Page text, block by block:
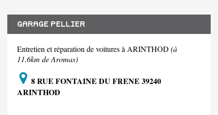
GARAGE PELLIER
Entretien et réparation de voitures à ARINTHOD (à
11.6km de Aromas)
8 RUE FONTAINE DU FRENE 39240
ARINTHOD